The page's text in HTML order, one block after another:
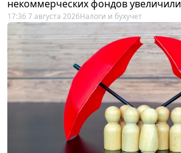
некоммерческих фондов увеличили
17:36 7 августа 2026Налоги и бухучет